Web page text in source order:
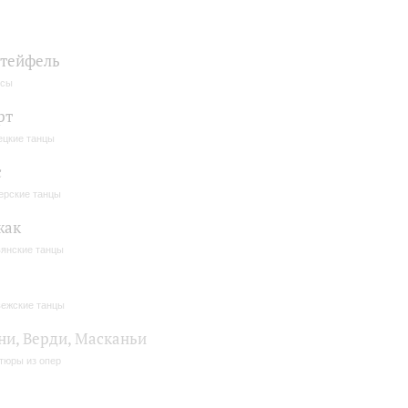
танцы
танцы
танцы
танцы
Верди, Масканьи
из опер